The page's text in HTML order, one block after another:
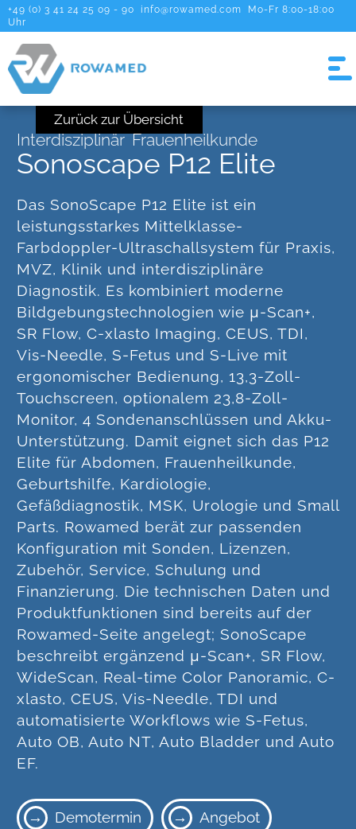
+49 (0) 3 41 24 25 09 - 90 info@rowamed.com
Mo-Fr 8:00-18:00
Uhr
Zurück zur Übersicht
Interdisziplinär Frauenheilkunde
Sonoscape P12 Elite
Das SonoScape P12 Elite ist ein
leistungsstarkes Mittelklasse-
Farbdoppler-Ultraschallsystem für Praxis,
MVZ, Klinik und interdisziplinäre
Diagnostik. Es kombiniert moderne
Bildgebungstechnologien wie μ-Scan+,
SR Flow, C-xlasto Imaging, CEUS, TDI,
Vis-Needle, S-Fetus und S-Live mit
ergonomischer Bedienung, 13,3-Zoll-
Touchscreen, optionalem 23,8-Zoll-
Monitor, 4 Sondenanschlüssen und Akku-
Unterstützung. Damit eignet sich das P12
Elite für Abdomen, Frauenheilkunde,
Geburtshilfe, Kardiologie,
Gefäßdiagnostik, MSK, Urologie und Small
Parts. Rowamed berät zur passenden
Konfiguration mit Sonden, Lizenzen,
Zubehör, Service, Schulung und
Finanzierung. Die technischen Daten und
Produktfunktionen sind bereits auf der
Rowamed-Seite angelegt; SonoScape
beschreibt ergänzend μ-Scan+, SR Flow,
WideScan, Real-time Color Panoramic, C-
xlasto, CEUS, Vis-Needle, TDI und
automatisierte Workflows wie S-Fetus,
Auto OB, Auto NT, Auto Bladder und Auto
EF.
Demotermin Angebot